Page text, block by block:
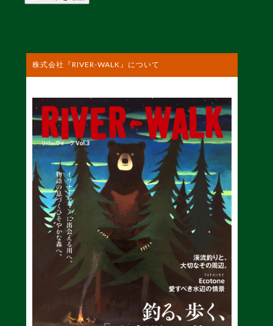
株式会社『RIVER-WALK』について